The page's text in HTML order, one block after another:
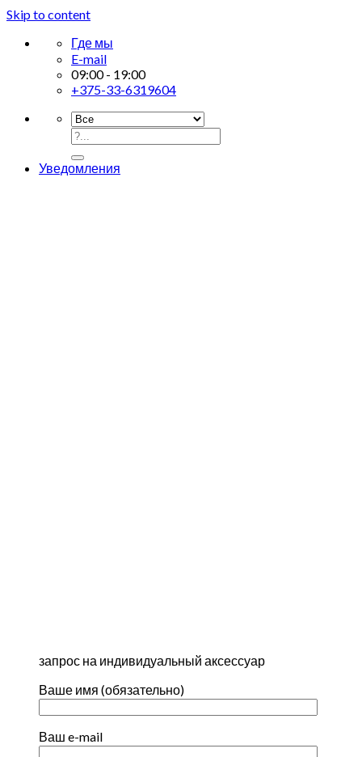
Skip to content
Где мы
E-mail
09:00 - 19:00
+375-33-6319604
Уведомления
запрос на индивидуальный аксессуар
Ваше имя (обязательно)
Ваш e-mail